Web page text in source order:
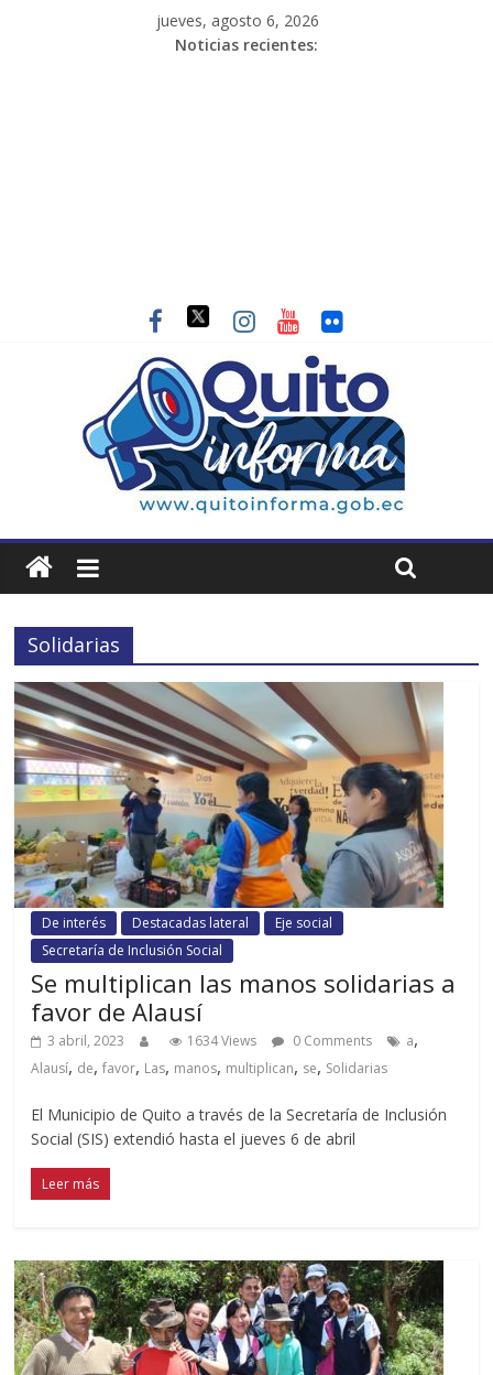
jueves, agosto 6, 2026
Noticias recientes:
Solidarias
De interés Destacadas lateral
Eje social
Secretaría de Inclusión Social
Se multiplican las manos solidarias a
favor de Alausí
3 abril, 2023 1634 Views 0 Comments a,
Alausí, de,favor, Las, manos, multiplican, se, Solidarias
El Municipio de Quito a través de la Secretaría de Inclusión
Social (SIS) extendió hasta el jueves 6 de abril
Leer más